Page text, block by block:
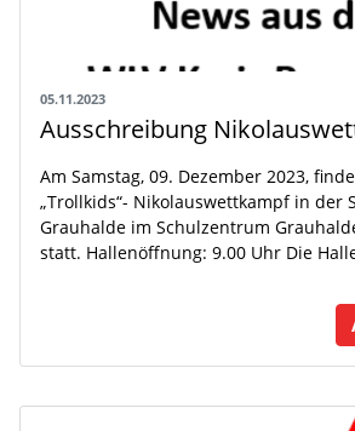
05.11.2023
Am Samstag, 09. Dezember 2023,
„Trollkids“- Nikolauswettkampf in der
Grauhalde im Schulzentrum
statt. Hallenöffnung: 9.00 Uhr Die